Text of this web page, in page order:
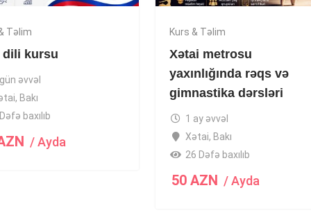
Təlim
dili kursu
əvvəl
, Bakı
baxılıb
/ Ayda
Kurs & Təlim
Xətai metrosu
yaxınlığında rəqs və
gimnastika dərsləri
1 ay əvvəl
Xətai, Bakı
26 Dəfə baxılıb
50AZN / Ayda